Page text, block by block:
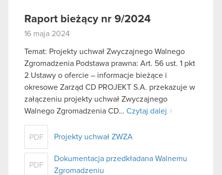
Raport bieżący nr 9/2024
16 maja 2024
Temat: Projekty uchwał Zwyczajnego Walnego
Zgromadzenia Podstawa prawna: Art. 56 ust. 1 pkt
2 Ustawy o ofercie – informacje bieżące i
okresowe Zarząd CD PROJEKT S.A. przekazuje w
załączeniu projekty uchwał Zwyczajnego
Walnego Zgromadzenia CD… Czytaj dalej
PDF Projekty uchwał ZWZA
PDF
Dokumentacja przedkładana Walnemu
Zgromadzeniu